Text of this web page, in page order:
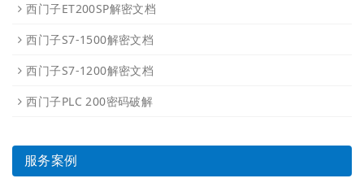
西门子ET200SP解密文档
西门子S7-1500解密文档
西门子S7-1200解密文档
西门子PLC 200密码破解
服务案例